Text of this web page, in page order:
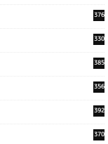
376
330
385
356
392
370